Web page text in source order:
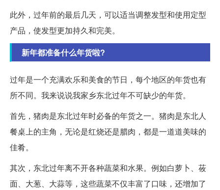
此外，过年前的最后几天，可以适当调整发型和使用定型
产品，使发型更加持久和完美。
新年都准备什么年货啦?
过年是一个充满欢乐和美食的节日，每个地区的年货也有
所不同。我来说说我家乡东北过年不可缺少的年货。
首先，猪肉是东北过年时必备的年货之一。猪肉是东北人
餐桌上的主角，无论是红烧还是腊肉，都是一道道美味的
佳肴。
其次，东北过年离不开各种蔬菜和水果。例如白萝卜、莜
面、大葱、大蒜等，这些蔬菜不仅丰富了口味，还增加了